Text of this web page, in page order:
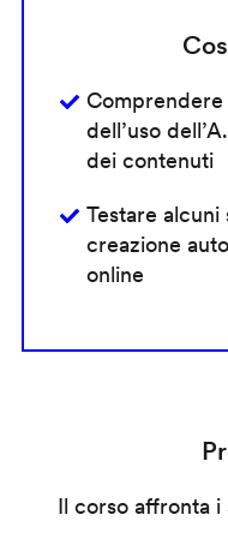
dell’uso
dei contenuti
Testare
creazione
online
Il corso affronta